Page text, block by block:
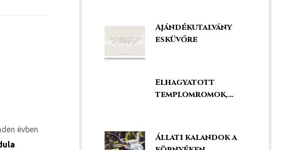
évben
legjobbak között!
Ajándékutalvány
esküvőre
Elhagyatott
templomromok,
Állati kalandok a